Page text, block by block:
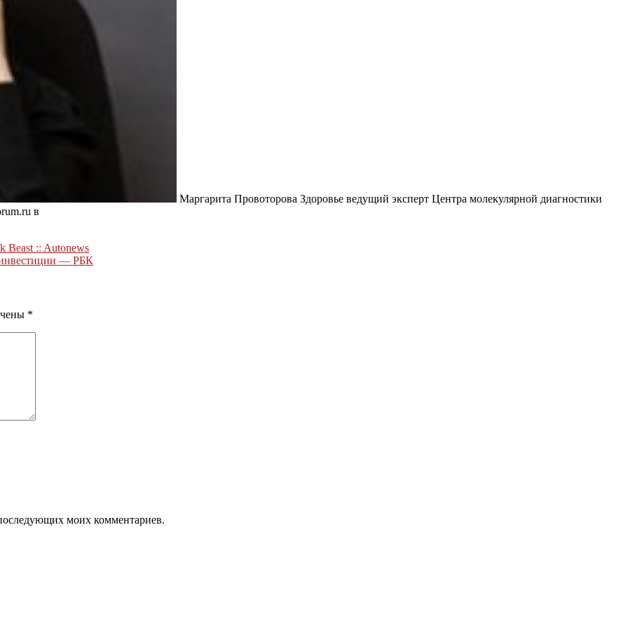
Маргарита Провоторова Здоровье ведущий эксперт Центра молекулярной диагностики
в
Beast :: Autonews
инвестиции — РБК
*
моих комментариев.